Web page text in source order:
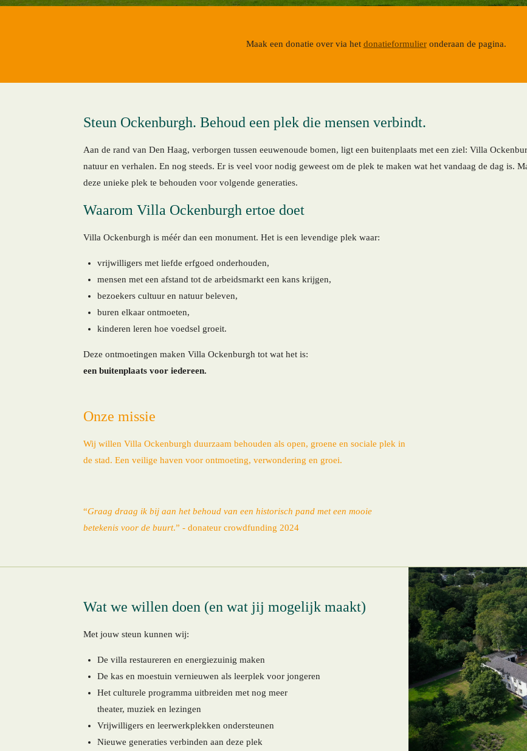
Maak een donatie over via het donatieformulieronderaan de pagina.
Steun Ockenburgh. Behoud een plek die mensen verbindt.
Aan de rand van Den Haag, verborgen tussen eeuwenoude bomen, ligt een buitenplaats met een ziel: Villa
natuur en verhalen. En nog steeds. Er is veel voor nodig geweest om de plek te maken wat het vandaag de dag is.
deze unieke plek te behouden voor volgende generaties.
Waarom Villa Ockenburgh ertoe doet
Villa Ockenburgh is méér dan een monument. Het is een levendige plek waar:
vrijwilligers met liefde erfgoed onderhouden,
mensen met een afstand tot de arbeidsmarkt een kans krijgen,
bezoekers cultuur en natuur beleven,
buren elkaar ontmoeten,
kinderen leren hoe voedsel groeit.
Deze ontmoetingen maken Villa Ockenburgh tot wat het is:
een buitenplaats voor iedereen.
Onze missie
Wij willen Villa Ockenburgh duurzaam behouden als open, groene en sociale plek in
de stad. Een veilige haven voor ontmoeting, verwondering en groei.
“Graag draag ik bij aan het behoud van een historisch pand met een mooie
betekenis voor de buurt.” - donateur crowdfunding 2024
Wat we willen doen (en wat jij mogelijk maakt)
Met jouw steun kunnen wij:
De villa restaureren en energiezuinig maken
De kas en moestuin vernieuwen als leerplek voor jongeren
Het culturele programma uitbreiden met nog meer
theater, muziek en lezingen
Vrijwilligers en leerwerkplekken ondersteunen
Nieuwe generaties verbinden aan deze plek